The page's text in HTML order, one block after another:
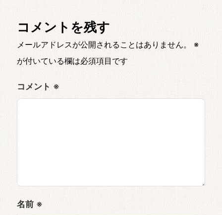
コメントを残す
メールアドレスが公開されることはありません。
※
が付いている欄は必須項目です
コメント ※
名前 ※